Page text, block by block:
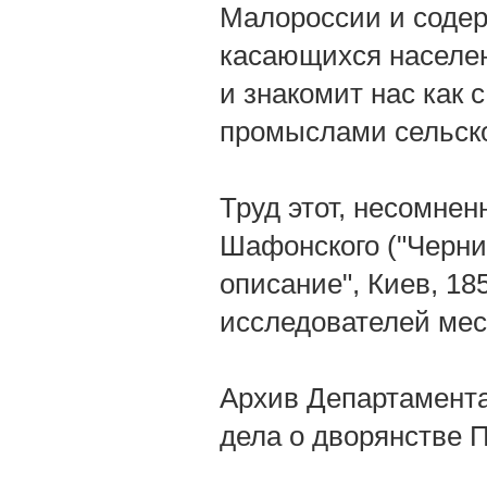
Малороссии и
касающихся
и знакомит нас как
промыслами
Труд этот,
Шафонского
описание", Киев,
исследователей
Архив
дела о дворянстве